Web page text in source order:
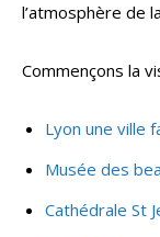
l’atmosphère de
Commençons la
Lyon une ville
Musée des
Cathédrale St